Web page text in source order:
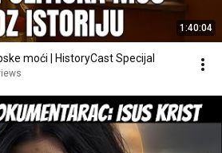
1:40:04
moći | HistoryCast Specijal